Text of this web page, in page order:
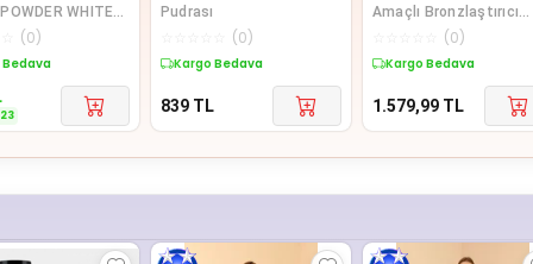
WHITE
(0)
%23 İndirim
23
Pudrası
(0)
Kargo Bedava
839 TL
Amaçlı Bronzlaştırıcı
Pudra 9,5 gr
(0)
Kargo Bedava
1.579,99 TL